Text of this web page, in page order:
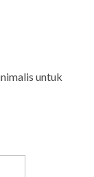
untuk